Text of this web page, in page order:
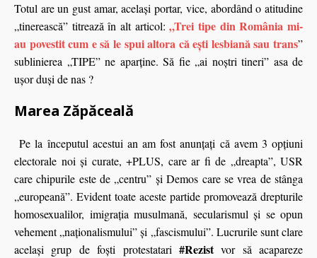
Totul are un gust amar, acelaşi portar, vice, abordând o atitudine
„tinerească” titrează în alt articol:„Trei tipe din România mi-
au povestit cum e să le spui altora că ești lesbiană sau trans”
sublinierea „TIPE” ne aparţine. Să fie „ai noştri tineri” asa de
uşor duşi de nas ?
Marea Zăpăceală
Pe la începutul acestui an am fost anunţaţi că avem 3 opţiuni
electorale noi şi curate, +PLUS, care ar fi de „dreapta”, USR
care chipurile este de „centru” şi Demos care se vrea de stânga
„europeană”. Evident toate aceste partide promovează drepturile
homosexualilor, imigraţia musulmană, secularismul şi se opun
vehement „naţionalismului” şi „fascismului”. Lucrurile sunt clare
acelaşi grup de foşti protestatari #Rezistvor să acapareze